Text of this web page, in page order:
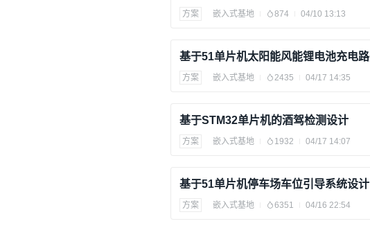
车速通过模拟电压或传感器获取。
设计方法：
使用电位器模拟车速信号；
单片机转换为速度值。
方案 嵌入式基地 874 04/10 13:13
方案 嵌入式基地 2435 04/17 14:35
基于STM32单片机的酒驾检测设计
方案 嵌入式基地 1932 04/17 14:07
基于51单片机停车场车位引导系统设计
方案 嵌入式基地 6351 04/16 22:54